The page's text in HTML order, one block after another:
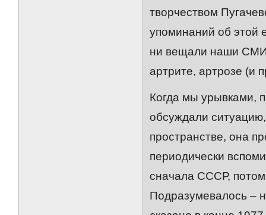
творчеством
упоминаний об этой
ни вещали наши
артрите, артрозе (и
Когда мы урывками,
обсуждали
пространстве, она
периодически
сначала СССР,
Подразумевалось –